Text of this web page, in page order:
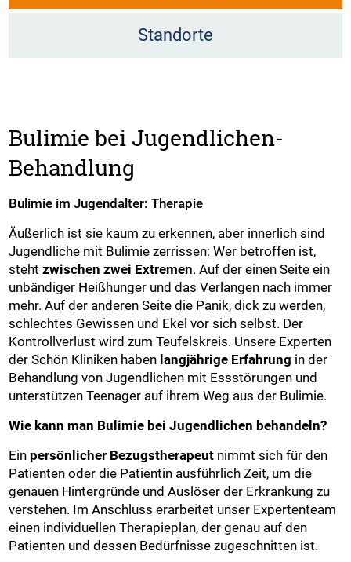
Standorte
Bulimie bei Jugendlichen-
Behandlung
Bulimie im Jugendalter: Therapie
Äußerlich ist sie kaum zu erkennen, aber innerlich sind
Jugendliche mit Bulimie zerrissen: Wer betroffen ist,
steht zwischen zwei Extremen. Auf der einen Seite ein
unbändiger Heißhunger und das Verlangen nach immer
mehr. Auf der anderen Seite die Panik, dick zu werden,
schlechtes Gewissen und Ekel vor sich selbst. Der
Kontrollverlust wird zum Teufelskreis. Unsere Experten
der Schön Kliniken haben langjährige Erfahrung in der
Behandlung von Jugendlichen mit Essstörungen und
unterstützen Teenager auf ihrem Weg aus der Bulimie.
Wie kann man Bulimie bei Jugendlichen behandeln?
Ein persönlicher Bezugstherapeut nimmt sich für den
Patienten oder die Patientin ausführlich Zeit, um die
genauen Hintergründe und Auslöser der Erkrankung zu
verstehen. Im Anschluss erarbeitet unser Expertenteam
einen individuellen Therapieplan, der genau auf den
Patienten und dessen Bedürfnisse zugeschnitten ist.